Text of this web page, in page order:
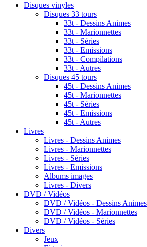
Disques vinyles
Disques 33 tours
33t - Dessins Animes
33t - Marionnettes
33t - Séries
33t - Emissions
33t - Compilations
33t - Autres
Disques 45 tours
45t - Dessins Animes
45t - Marionnettes
45t - Séries
45t - Emissions
45t - Autres
Livres
Livres - Dessins Animes
Livres - Marionnettes
Livres - Séries
Livres - Emissions
Albums images
Livres - Divers
DVD / Vidéos
DVD / Vidéos - Dessins Animes
DVD / Vidéos - Marionnettes
DVD / Vidéos - Séries
Divers
Jeux